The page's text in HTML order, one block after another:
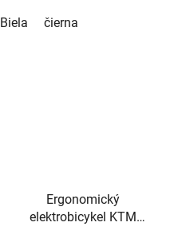
Biela čierna
Ergonomický
elektrobicykel KTM